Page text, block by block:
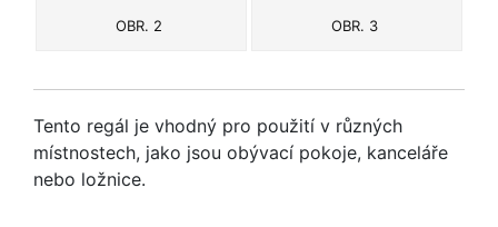
OBR. 2 OBR. 3
Tento regál je vhodný pro použití v různých
místnostech, jako jsou obývací pokoje, kanceláře
nebo ložnice.